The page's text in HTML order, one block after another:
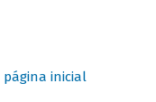
página inicial